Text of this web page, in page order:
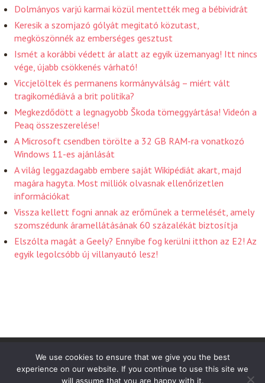
Dolmányos varjú karmai közül mentették meg a bébividrát
Keresik a szomjazó gólyát megitató közutast,
megköszönnék az emberséges gesztust
Ismét a korábbi védett ár alatt az egyik üzemanyag! Itt nincs
vége, újabb csökkenés várható!
Viccjelöltek és permanens kormányválság – miért vált
tragikomédiává a brit politika?
Megkezdődött a legnagyobb Škoda tömeggyártása! Videón a
Peaq összeszerelése!
A Microsoft csendben törölte a 32 GB RAM-ra vonatkozó
Windows 11-es ajánlását
A világ leggazdagabb embere saját Wikipédiát akart, majd
magára hagyta. Most milliók olvasnak ellenőrizetlen
információkat
Vissza kellett fogni annak az erőműnek a termelését, amely
szomszédunk áramellátásának 60 százalékát biztosítja
Elszólta magát a Geely? Ennyibe fog kerülni itthon az E2! Az
egyik legolcsóbb új villanyautó lesz!
Friss Hirek 2026 . Powered by WordPress
We use cookies to ensure that we give you the best
experience on our website. If you continue to use this site we
will assume that you are happy with it.